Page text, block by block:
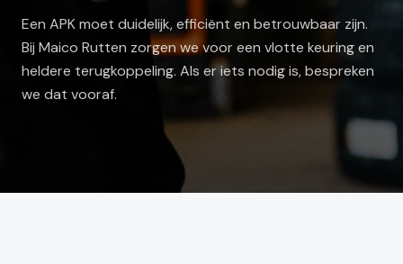
Een APK moet duidelijk, efficiënt en betrouwbaar zijn.
Bij Maico Rutten zorgen we voor een vlotte keuring en
heldere terugkoppeling. Als er iets nodig is, bespreken
we dat vooraf.